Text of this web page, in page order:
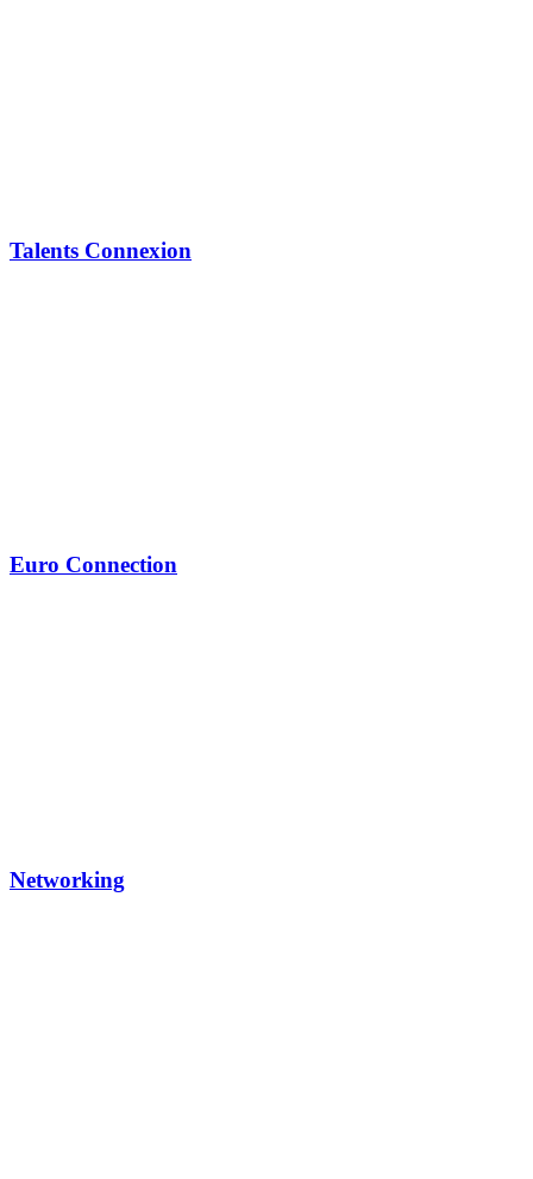
Talents Connexion
Euro Connection
Networking